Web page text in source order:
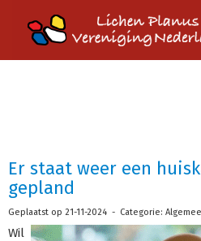
Er staat weer een
gepland
Geplaatst op 21-11-2024 - Categorie:
Wil